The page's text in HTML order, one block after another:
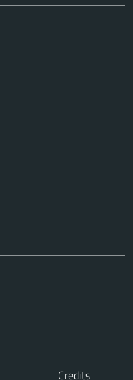
Credits